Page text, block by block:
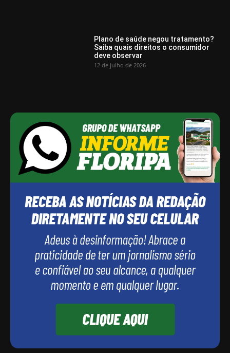
Plano de saúde negou tratamento?
Saiba quais direitos o consumidor
deve observar
12 de julho de 2026